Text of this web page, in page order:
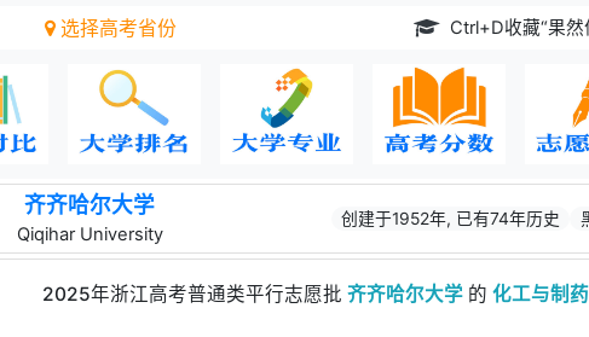
选择高考省份 Ctrl+D收藏“果
齐齐哈尔大学
Qiqihar University
创建于1952年, 已有74年历史
2025年浙江高考普通类平行志愿批 齐齐哈尔大学 的 化工与制